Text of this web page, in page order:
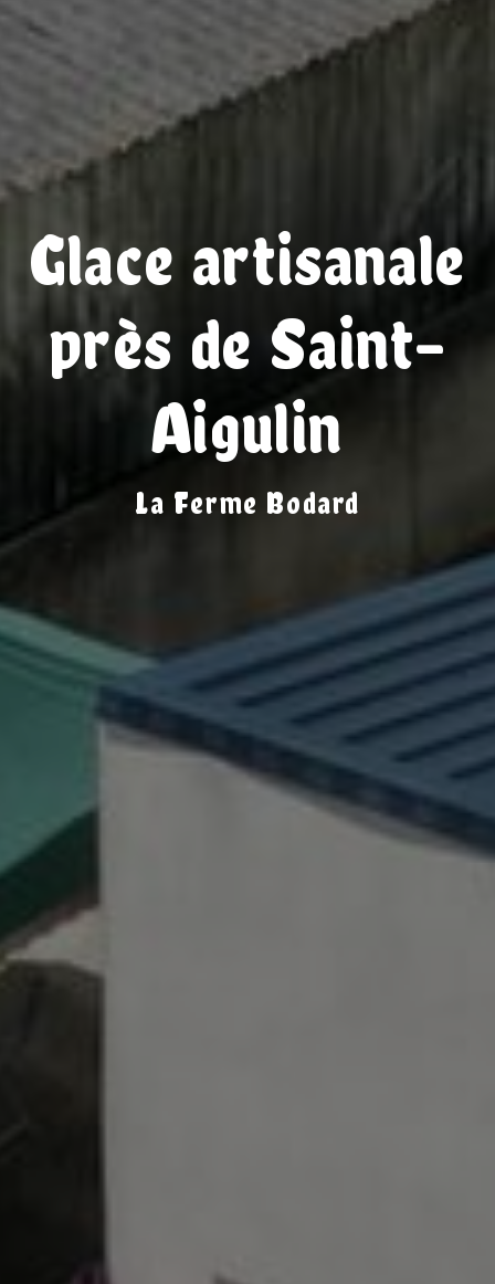
Glace artisanale
près de Saint-
Aigulin
La Ferme Bodard